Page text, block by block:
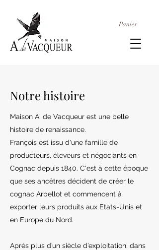
Panier
Notre histoire
Maison A. de Vacqueur est une belle
histoire de renaissance.
François est issu d'une famille de
producteurs, éleveurs et négociants en
Cognac depuis 1840. C'est à cette époque
que ses ancêtres décident de créer le
cognac Arbellot et commencent à
exporter leurs produits aux Etats-Unis et
en Europe du Nord.
Après plus d’un siècle d’exploitation, dans